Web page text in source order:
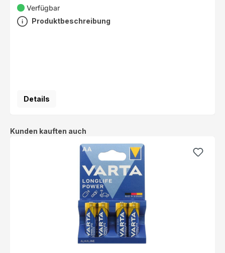
Verfügbar
Produktbeschreibung
Details
Produktgalerie überspringen
Kunden kauften auch